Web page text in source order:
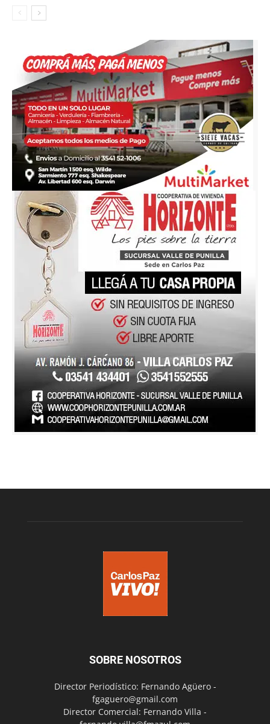
SOBRE NOSOTROS
Director Periodístico: Fernando Agüero -
fgaguero@gmail.com
Director Comercial: Fernando Villa -